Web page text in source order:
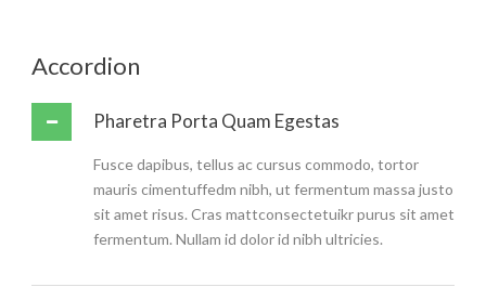
Accordion
Pharetra Porta Quam Egestas
Fusce dapibus, tellus ac cursus commodo, tortor
mauris cimentuffedm nibh, ut fermentum massa justo
sit amet risus. Cras mattconsectetuikr purus sit amet
fermentum. Nullam id dolor id nibh ultricies.